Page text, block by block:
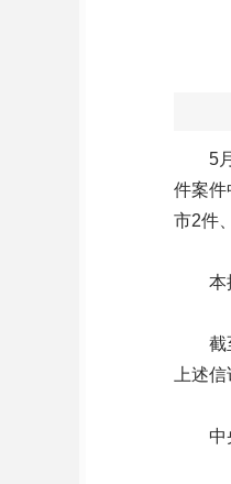
5
件案件
市2件
本
截
上述信
中